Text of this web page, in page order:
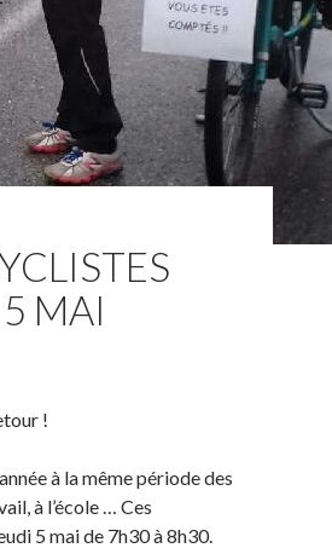
MAI
!
à la même période des
à l’école … Ces
5 mai de 7h30 à 8h30.